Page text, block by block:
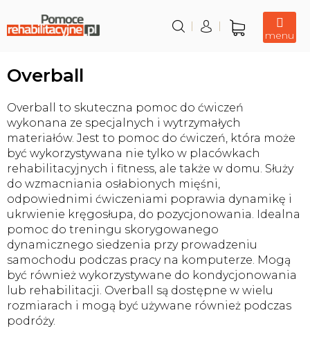
treści
Koszyk
Overball
Overball to skuteczna pomoc do ćwiczeń
wykonana ze specjalnych i wytrzymałych
materiałów. Jest to pomoc do ćwiczeń, która może
być wykorzystywana nie tylko w placówkach
rehabilitacyjnych i fitness, ale także w domu. Służy
do wzmacniania osłabionych mięśni,
odpowiednimi ćwiczeniami poprawia dynamikę i
ukrwienie kręgosłupa, do pozycjonowania. Idealna
pomoc do treningu skorygowanego
dynamicznego siedzenia przy prowadzeniu
samochodu podczas pracy na komputerze. Mogą
być również wykorzystywane do kondycjonowania
lub rehabilitacji. Overball są dostępne w wielu
rozmiarach i mogą być używane również podczas
podróży.